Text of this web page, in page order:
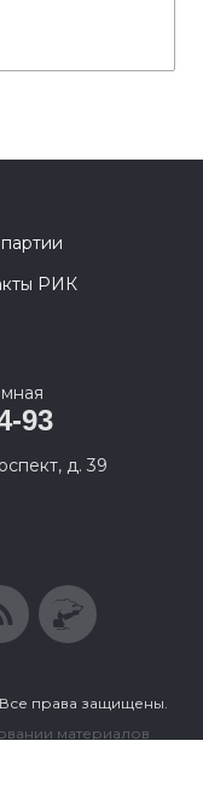
РИК
93
д. 39
права защищены.
материалов